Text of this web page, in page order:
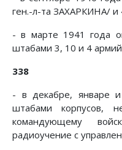
ген.-л-та ЗАХАРКИНА/ и
- в марте 1941 года
штабами 3, 10 и 4 армий
338
- в декабре, январе
штабами корпусов,
командующему
радиоучение с